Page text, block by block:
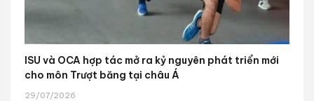
ISU và OCA hợp tác mở ra kỷ nguyên phát triển mới
cho môn Trượt băng tại châu Á
29/07/2026